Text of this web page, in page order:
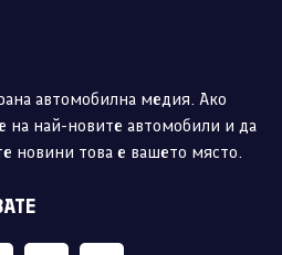
автомобилна медия. Ако
на най-новите автомобили и да
новини това е вашето място.